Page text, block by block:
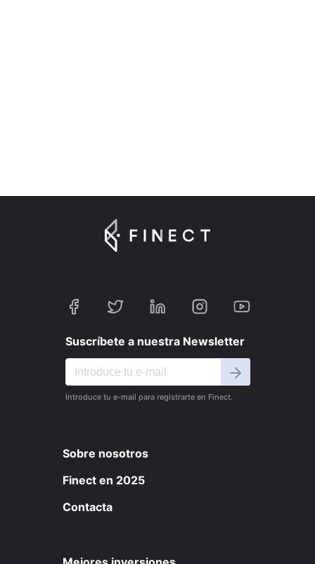
Suscríbete a nuestra Newsletter
Introduce tu e-mail para registrarte en Finect.
Sobre nosotros
Finect en 2025
Contacta